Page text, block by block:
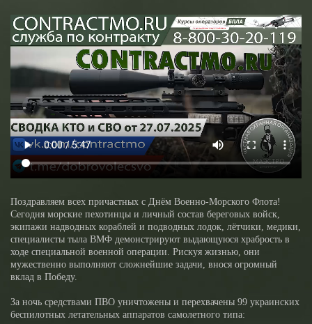
Поздравляем всех причастных с Днём Военно-Морского Флота!
Сегодня морские пехотинцы и личный состав береговых войск,
экипажи надводных кораблей и подводных лодок, лётчики, медики,
специалисты тыла ВМФ демонстрируют выдающуюся храбрость в
ходе специальной военной операции. Рискуя жизнью, они
мужественно выполняют сложнейшие задачи, внося огромный
вклад в Победу.
За ночь средствами ПВО уничтожены и перехвачены 99 украинских
беспилотных летательных аппаратов самолетного типа: